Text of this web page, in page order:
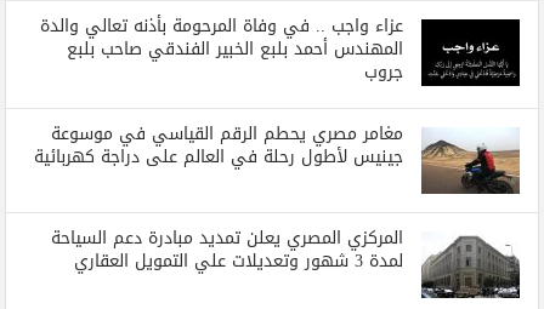
عزاء واجب .. في وفاة المرحومة بأذنه تعالي والدة
المهندس أحمد بلبع الخبير الفندقي صاحب بلبع
جروب
مغامر مصري يحطم الرقم القياسي في موسوعة
جينيس لأطول رحلة في العالم على دراجة كهربائية
المركزي المصري يعلن تمديد مبادرة دعم السياحة
لمدة 3 شهور وتعديلات علي التمويل العقاري